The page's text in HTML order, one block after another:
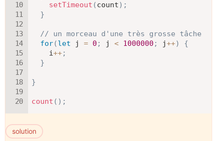
setTimeout (count) ;
}
// un morceau d'une très grosse tâche
for(let j = 0 ; j < 1000000 ; j++)
{
    i
++;
}
}
count ( ) ;
solution